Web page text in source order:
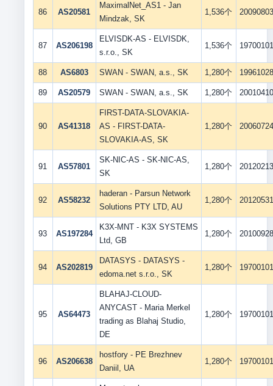
86 AS20581
MaximalNet_AS1 - Jan
Mindzak, SK
1,536个 20090803
87 AS206198
ELVISDK-AS - ELVISDK,
s.r.o., SK
1,536个 19700101
88 AS6803 SWAN - SWAN, a.s., SK 1,280个 19961028
89 AS20579 SWAN - SWAN, a.s., SK 1,280个 20010410
90 AS41318
FIRST-DATA-SLOVAKIA-
AS - FIRST-DATA-
SLOVAKIA-AS, SK
1,280个 20060724
91 AS57801
SK-NIC-AS - SK-NIC-AS,
SK
1,280个 20120213
92 AS58232
haderan - Parsun Network
Solutions PTY LTD, AU
1,280个 20120531
93 AS197284
K3X-MNT - K3X SYSTEMS
Ltd, GB
1,280个 20100928
94 AS202819
DATASYS - DATASYS -
edoma.net s.r.o., SK
1,280个 19700101
95 AS64473
BLAHAJ-CLOUD-
ANYCAST - Maria Merkel
trading as Blahaj Studio,
DE
1,280个 19700101
96 AS206638
hostfory - PE Brezhnev
Daniil, UA
1,280个 19700101